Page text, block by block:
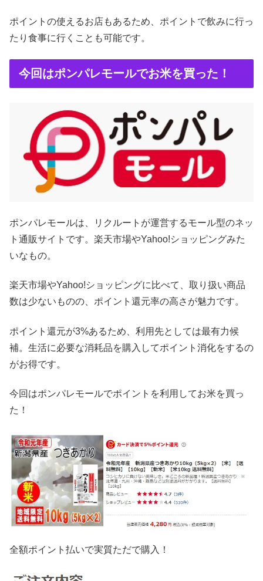
ポイントの使えるお店もあるため、ポイントで飲みに行っ
たり食事に行くことも可能です。
今回はポンパレモールでお米を買った！
ポンパレモールは、リクルートが運営するモール型のネッ
ト通販サイトです。楽天市場やYahoo!ショッピングみた
いなもの。
楽天市場やYahoo!ショッピングに比べて、取り扱い商品
数は少ないものの、ポイント還元率の高さが魅力です。
ポイント還元が3%あるため、利用先としては最有力候
補。生活に必要な消耗品を購入してポイント消化をするの
がお得です。
今回はポンパレモールでポイントを利用してお米を買っ
た！
全額ポイント払いで実質ただで購入！